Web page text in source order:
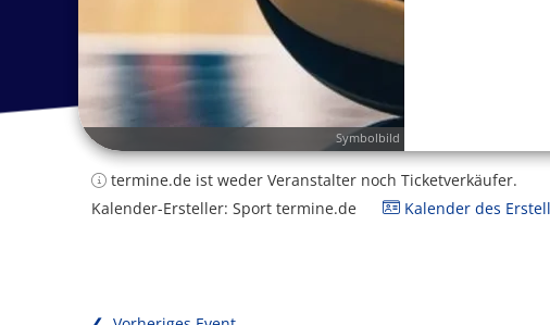
Symbolbild
termine.de ist weder Veranstalter noch Ticketverkäufer.
Kalender-Ersteller: Sport termine.de
Kalender des